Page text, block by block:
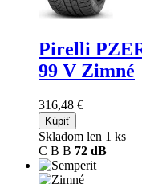
Pirelli
99 V Zimné
316,48 €
Kúpiť
Skladom len 1 ks
C B B 72 dB